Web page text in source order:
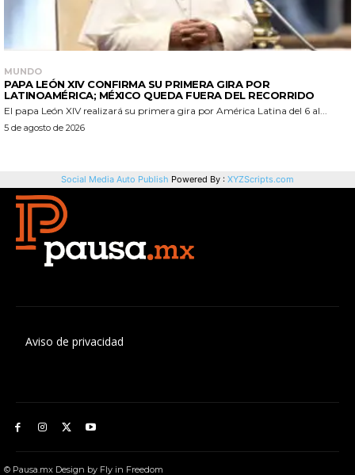
Aviso de privacidad
© Pausa.mx Design by Fly in Freedom